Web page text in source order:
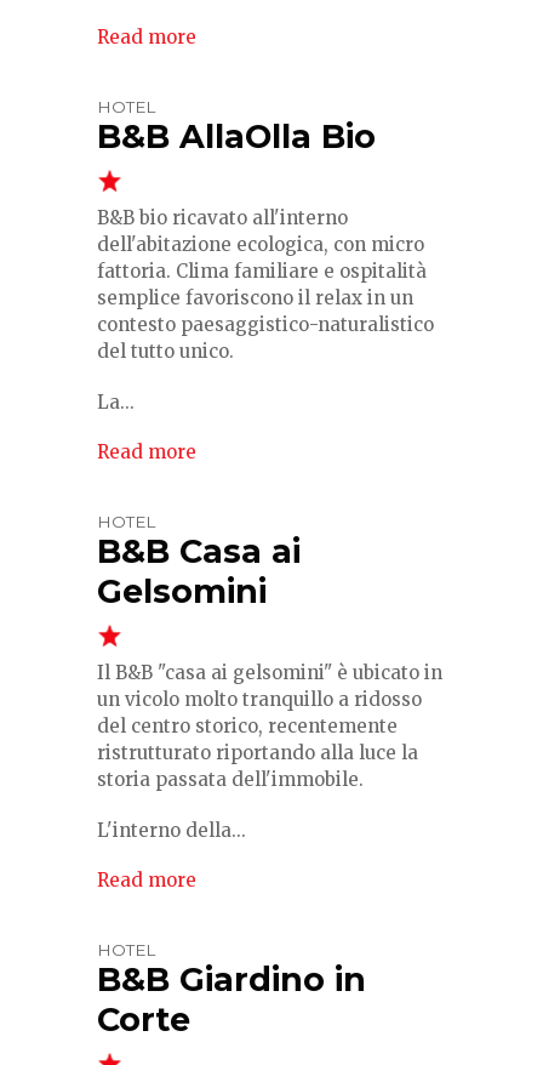
Read more
HOTEL
B&B AllaOlla Bio
B&B bio ricavato all'interno
dell'abitazione ecologica, con micro
fattoria. Clima familiare e ospitalità
semplice favoriscono il relax in un
contesto paesaggistico-naturalistico
del tutto unico.
La...
Read more
HOTEL
B&B Casa ai
Gelsomini
Il B&B "casa ai gelsomini" è ubicato in
un vicolo molto tranquillo a ridosso
del centro storico, recentemente
ristrutturato riportando alla luce la
storia passata dell'immobile.
L'interno della...
Read more
HOTEL
B&B Giardino in
Corte